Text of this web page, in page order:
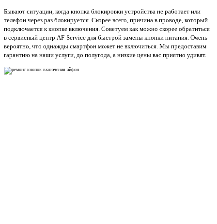
Бывают ситуации, когда кнопка блокировки устройства не работает или
телефон через раз блокируется. Скорее всего, причина в проводе, который
подключается к кнопке включения. Советуем как можно скорее обратиться
в сервисный центр AF-Service для быстрой замены кнопки питания. Очень
вероятно, что однажды смартфон может не включиться. Мы предоставим
гарантию на наши услуги, до полугода, а низкие цены вас приятно удивят.